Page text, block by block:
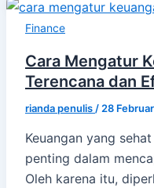
Finance
Cara Mengatur
Terencana dan
rianda penulis / 28
Keuangan yang
penting dalam
Oleh karena itu,